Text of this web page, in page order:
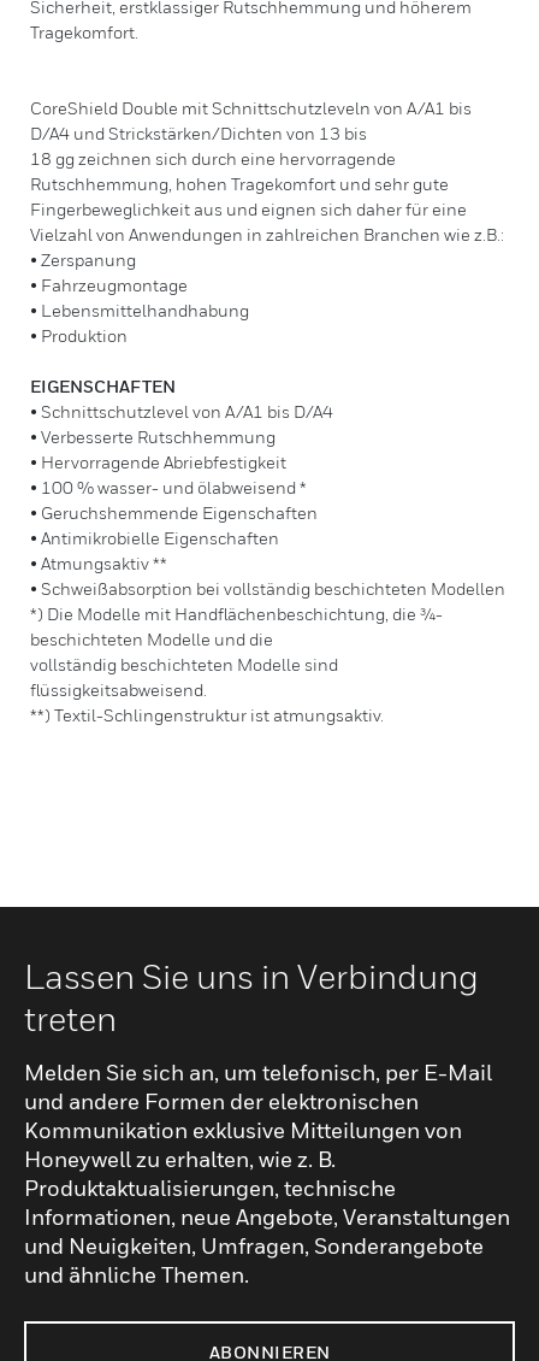
Sicherheit, erstklassiger Rutschhemmung und höherem
Tragekomfort.
CoreShield Double mit Schnittschutzleveln von A/A1 bis
D/A4 und Strickstärken/Dichten von 13 bis
18 gg zeichnen sich durch eine hervorragende
Rutschhemmung, hohen Tragekomfort und sehr gute
Fingerbeweglichkeit aus und eignen sich daher für eine
Vielzahl von Anwendungen in zahlreichen Branchen wie z.B.:
• Zerspanung
• Fahrzeugmontage
• Lebensmittelhandhabung
• Produktion
EIGENSCHAFTEN
• Schnittschutzlevel von A/A1 bis D/A4
• Verbesserte Rutschhemmung
• Hervorragende Abriebfestigkeit
• 100 % wasser- und ölabweisend *
• Geruchshemmende Eigenschaften
• Antimikrobielle Eigenschaften
• Atmungsaktiv **
• Schweißabsorption bei vollständig beschichteten Modellen
*) Die Modelle mit Handflächenbeschichtung, die ¾-
beschichteten Modelle und die
vollständig beschichteten Modelle sind
flüssigkeitsabweisend.
**) Textil-Schlingenstruktur ist atmungsaktiv.
Lassen Sie uns in Verbindung
treten
Melden Sie sich an, um telefonisch, per E-Mail
und andere Formen der elektronischen
Kommunikation exklusive Mitteilungen von
Honeywell zu erhalten, wie z. B.
Produktaktualisierungen, technische
Informationen, neue Angebote, Veranstaltungen
und Neuigkeiten, Umfragen, Sonderangebote
und ähnliche Themen.
ABONNIEREN